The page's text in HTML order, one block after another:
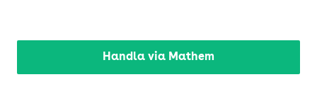
Handla via Mathem